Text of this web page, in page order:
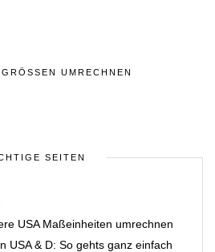
UMRECHNEN
SEITEN
USA Maßeinheiten umrechnen
USA & D: So gehts ganz einfach